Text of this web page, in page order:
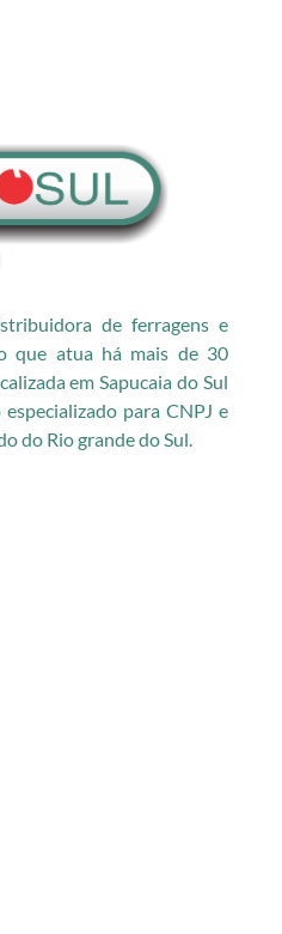
de ferragens e
que atua há mais de 30
em Sapucaia do Sul
para CNPJ e
do Rio grande do Sul.